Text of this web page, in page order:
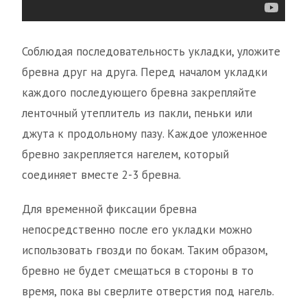
Соблюдая последовательность укладки, уложите
бревна друг на друга. Перед началом укладки
каждого последующего бревна закрепляйте
ленточный утеплитель из пакли, пеньки или
джута к продольному пазу. Каждое уложенное
бревно закрепляется нагелем, который
соединяет вместе 2-3 бревна.
Для временной фиксации бревна
непосредственно после его укладки можно
использовать гвозди по бокам. Таким образом,
бревно не будет смещаться в стороны в то
время, пока вы сверлите отверстия под нагель.